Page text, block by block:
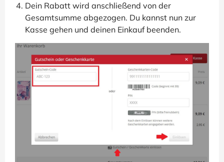
Dein Rabatt wird anschließend von der
Gesamtsumme abgezogen. Du kannst nun zur
Kasse gehen und deinen Einkauf beenden.